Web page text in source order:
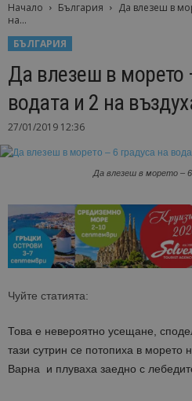
Начало България
Да влезеш в
на...
БЪЛГАРИЯ
Да влезеш в морето
водата и 2 на
27/01/2019 12:36
Да влезеш в морето –
Чуйте статията:
Това е невероятно усещане,
тази сутрин се потопиха в
Варна и плуваха заедно с